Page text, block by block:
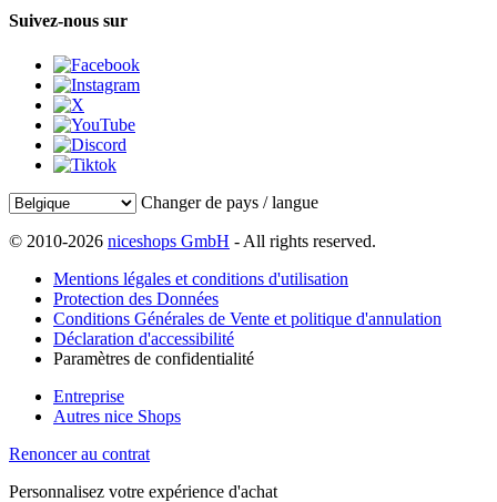
Suivez-nous sur
Changer de pays / langue
© 2010-2026 niceshops GmbH - All rights reserved.
Mentions légales et conditions d'utilisation
Protection des Données
Conditions Générales de Vente et politique d'annulation
Déclaration d'accessibilité
Paramètres de confidentialité
Entreprise
Autres nice Shops
Renoncer au contrat
Personnalisez votre expérience d'achat